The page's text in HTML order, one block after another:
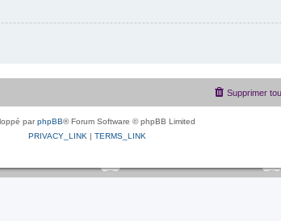
Supprimer
parphpBB® Forum Software © phpBB Limited
PRIVACY_LINK | TERMS_LINK